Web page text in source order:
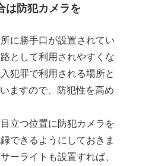
防犯カメラを
に勝手口が設置されてい
として利用されやすくな
犯罪で利用される場所と
ますので、防犯性を高め
立つ位置に防犯カメラを
できるようにしておきま
ーライトも設置すれば、